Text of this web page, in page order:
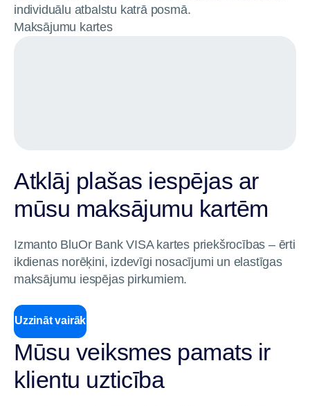
individuālu atbalstu katrā posmā.
Maksājumu kartes
Atklāj plašas iespējas ar
mūsu maksājumu kartēm
Izmanto BluOr Bank VISA kartes priekšrocības – ērti
ikdienas norēķini, izdevīgi nosacījumi un elastīgas
maksājumu iespējas pirkumiem.
Uzzināt vairāk
Mūsu veiksmes pamats ir
klientu uzticība